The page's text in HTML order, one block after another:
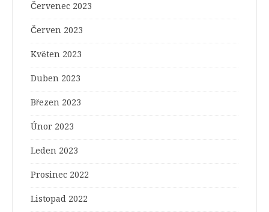
Červenec 2023
Červen 2023
Květen 2023
Duben 2023
Březen 2023
Únor 2023
Leden 2023
Prosinec 2022
Listopad 2022